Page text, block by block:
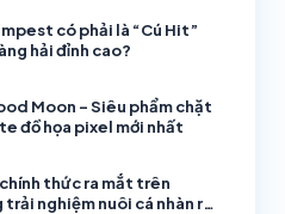
có phải là “Cú Hit”
hải đỉnh cao?
Moon – Siêu phẩm chặt
đồ họa pixel mới nhất
thức ra mắt trên
nghiệm nuôi cá nhàn rỗi